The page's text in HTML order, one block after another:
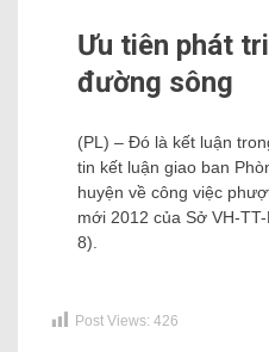
Ưu tiên phát
đường sông
(PL) – Đó là kết luận
tin kết luận giao ban
huyện về công việc
mới 2012 của Sở VH-
8).
Post Views: 426